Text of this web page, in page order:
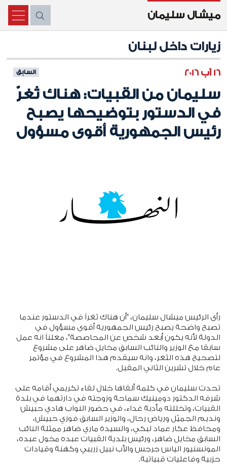
ميشال سليمان X
زيارات داخل لبنان
16 آب 2016 السابق
سليمان من القبيات: هناك ثغرٌ
في الدستور بتوضيحها يصبح
رئيس الجمهورية أقوى مسؤول
رأى الرئيس ميشال سليمان، "أن هناك ثغراً في الدستور عندما
تصبح واضحة يصبح رئيس الجمهورية أقوى مسؤول في
الدولة لأنه يكون أبعد شخص عن المحاصصة"، معلناً انه عمل
سابقا مع الوزير والنائب السابق مخايل ضاهر على مشروع
لتصحيح هذه الثغر، وانه سيقدم هذا المشروع في مؤتمر
عام خلال تشرين الثاني المقبل.
تحدث سليمان في كلمة ألقاها خلال لقاء تكريمي أقامه على
شرفه الدكتور دومينيك سماحة وزوجته في دارتهما في بلدة
القبيات، وتخللته مأدبة غداء، في حضور النواب هادي حبيش
ونديم الجميّل ورياض رحال، والوزير السابق فوزي حبيش،
ومحافظ عكار عماد لبكي، والسيدة ماري ضاهر ممثلة النائب
السابق مخايل ضاهر، ورئيس بلدية القبيات عبده مخول عبده،
المونسنيور الياس جرجس والأب نبيل زريبي وكهنة وقيادات
حزبية وفاعليات قبياتية.